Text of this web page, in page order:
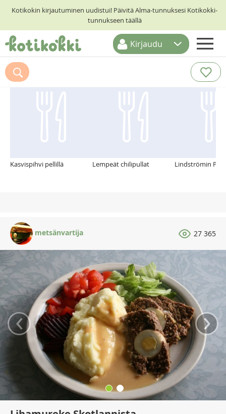
Kotikokin kirjautuminen uudistui! Päivitä Alma-tunnuksesi Kotikokki-
tunnukseen täällä
ETUSIVU
RESEPTIHAKU
Kirjaudu
Suosittelemme myös
Kasvispihvi pellillä Lempeät chilipullat Lindströmin
metsänvartija 27 365
‹ ›